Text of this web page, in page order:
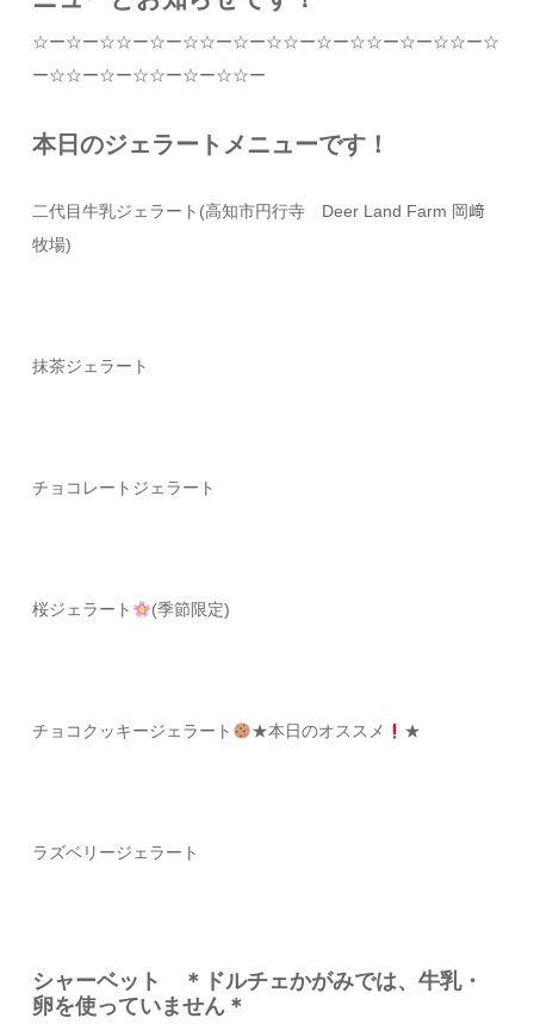
☆ー☆ー☆☆ー☆ー☆☆ー☆ー☆☆ー☆ー☆☆ー☆ー☆☆ー☆
ー☆☆ー☆ー☆☆ー☆ー☆☆ー
本日のジェラートメニューです！
二代目牛乳ジェラート (高知市円行寺 Deer Land Farm 岡﨑
牧場)
抹茶ジェラート
チョコレート ジェラート
桜ジェラート (季節限定)
チョコクッキージェラート ★本日のオススメ ★
ラズベリージェラート
シャーベット ＊ドルチェかがみでは、牛乳・
卵を使っていません＊